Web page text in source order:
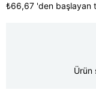
₺66,67 'den başlayan
Ürün